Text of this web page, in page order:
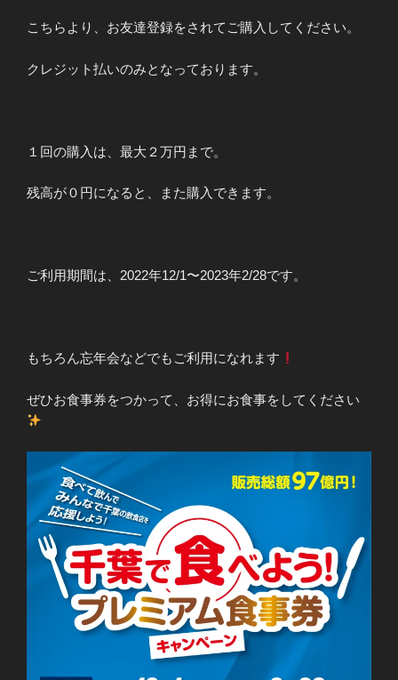
こちらより、お友達登録をされてご購入してください。
クレジット払いのみとなっております。
１回の購入は、最大２万円まで。
残高が０円になると、また購入できます。
ご利用期間は、2022年12/1〜2023年2/28です。
もちろん忘年会などでもご利用になれます
ぜひお食事券をつかって、お得にお食事をしてください